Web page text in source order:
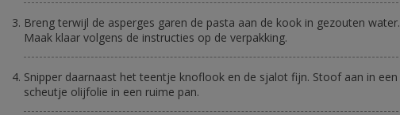
Breng terwijl de asperges garen de pasta aan de kook in gezouten water.
Maak klaar volgens de instructies op de verpakking.
Snipper daarnaast het teentje knoflook en de sjalot fijn. Stoof aan in een
scheutje olijfolie in een ruime pan.